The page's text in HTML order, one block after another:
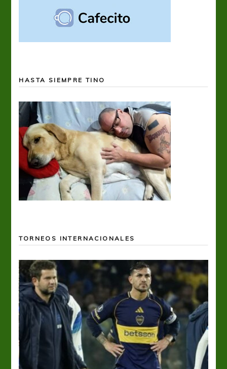
HASTA SIEMPRE TINO
TORNEOS INTERNACIONALES